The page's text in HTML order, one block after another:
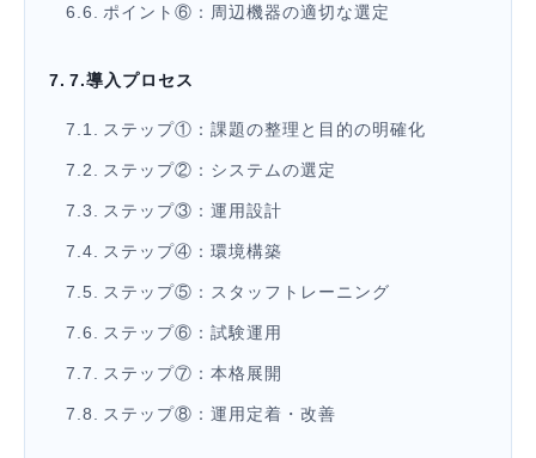
ポイント⑥：周辺機器の適切な選定
7.導入プロセス
ステップ①：課題の整理と目的の明確化
ステップ②：システムの選定
ステップ③：運用設計
ステップ④：環境構築
ステップ⑤：スタッフトレーニング
ステップ⑥：試験運用
ステップ⑦：本格展開
ステップ⑧：運用定着・改善